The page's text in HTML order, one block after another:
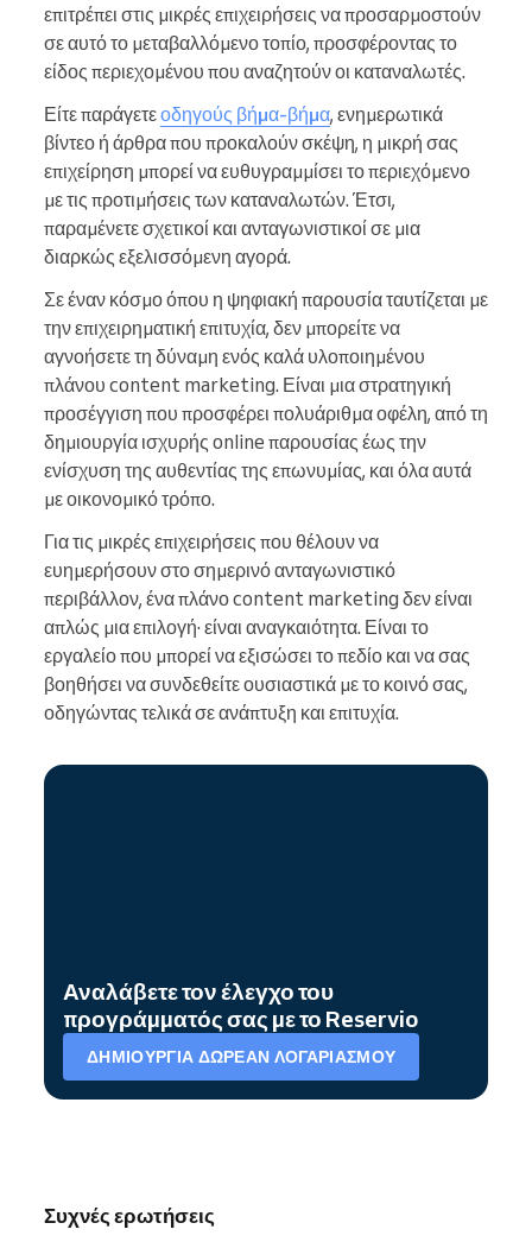
επιτρέπει στις μικρές επιχειρήσεις να προσαρμοστούν
σε αυτό το μεταβαλλόμενο τοπίο, προσφέροντας το
είδος περιεχομένου που αναζητούν οι καταναλωτές.
Είτε παράγετεοδηγούς βήμα-βήμα, ενημερωτικά
βίντεο ή άρθρα που προκαλούν σκέψη, η μικρή σας
επιχείρηση μπορεί να ευθυγραμμίσει το περιεχόμενο
με τις προτιμήσεις των καταναλωτών. Έτσι,
παραμένετε σχετικοί και ανταγωνιστικοί σε μια
διαρκώς εξελισσόμενη αγορά.
Σε έναν κόσμο όπου η ψηφιακή παρουσία ταυτίζεται με
την επιχειρηματική επιτυχία, δεν μπορείτε να
αγνοήσετε τη δύναμη ενός καλά υλοποιημένου
πλάνου content marketing. Είναι μια στρατηγική
προσέγγιση που προσφέρει πολυάριθμα οφέλη, από τη
δημιουργία ισχυρής online παρουσίας έως την
ενίσχυση της αυθεντίας της επωνυμίας, και όλα αυτά
με οικονομικό τρόπο.
Για τις μικρές επιχειρήσεις που θέλουν να
ευημερήσουν στο σημερινό ανταγωνιστικό
περιβάλλον, ένα πλάνο content marketing δεν είναι
απλώς μια επιλογή· είναι αναγκαιότητα. Είναι το
εργαλείο που μπορεί να εξισώσει το πεδίο και να σας
βοηθήσει να συνδεθείτε ουσιαστικά με το κοινό σας,
οδηγώντας τελικά σε ανάπτυξη και επιτυχία.
Αναλάβετε τον έλεγχο του
προγράμματός σας με το Reservio
ΔΗΜΙΟΥΡΓΊΑ ΔΩΡΕΆΝ ΛΟΓΑΡΙΑΣΜΟΎ
Συχνές ερωτήσεις